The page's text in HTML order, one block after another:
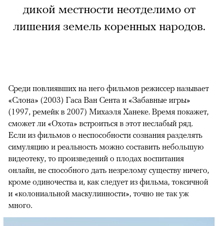
дикой местности неотделимо от
лишения земель коренных народов.
Среди повлиявших на него фильмов режиссер называет
«Слона» (2003) Гаса Ван Сента и «Забавные игры»
(1997, ремейк в 2007) Михаэля Ханеке. Время покажет,
сможет ли «Охота» встроиться в этот неслабый ряд.
Если из фильмов о неспособности сознания разделять
симуляцию и реальность можно составить небольшую
видеотеку, то произведений о плодах воспитания
онлайн, не способного дать незрелому существу ничего,
кроме одиночества и, как следует из фильма, токсичной
и «колониальной маскулинности», точно не так уж
много.